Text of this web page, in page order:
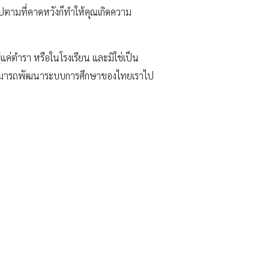
ตามที่คาดหวังก็ทำให้คุณเกิดความ
ตำรา หรือในโรงเรียน และมิใช่เป็น
ารถพัฒนาระบบการศึกษาของไทยเราไป